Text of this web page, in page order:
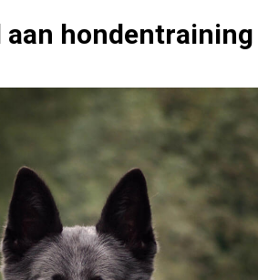
aan hondentraining